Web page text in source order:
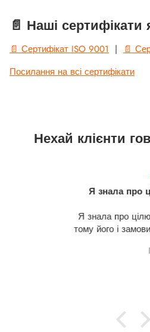
📄 Наші сертифікати
📄 Сертифікат ISO 9001 |
📄
Посилання на всі сертифікати
Нехай клієнти
Я знала про цілющі
Я знала про цілющі
тому його і замовила.
результат
Галина